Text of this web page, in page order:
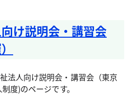
け説明会・講習会
法人向け説明会・講習会（東京
度)のページです。